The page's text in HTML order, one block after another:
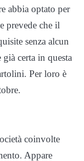
abbia optato per
prevede che il
senza alcun
certa in questa
Per loro è
coinvolte
Appare